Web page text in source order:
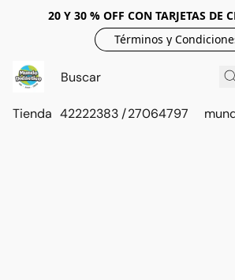
20 Y 30 % OFF CON TARJETAS DE
Términos y
Tienda 42222383 / 27064797